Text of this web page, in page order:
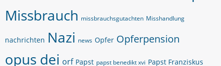
Missbrauch missbrauchsgutachten Misshandlung
nachrichten Nazi news Opfer Opferpension
opus dei orf Papst papst benedikt xvi Papst Franziskus